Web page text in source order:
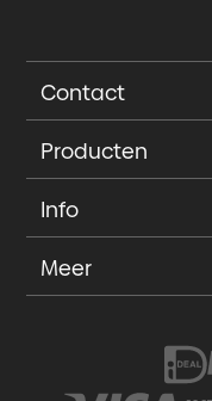
Contact
Producten
Info
Meer